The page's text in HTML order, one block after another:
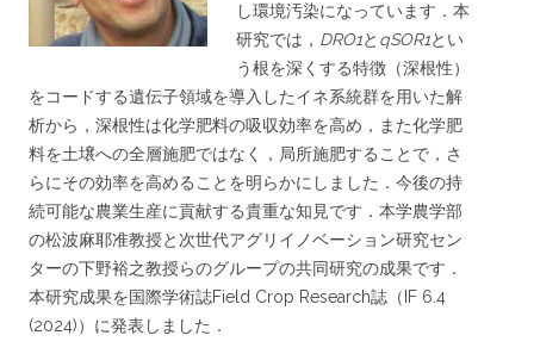
し環境汚染になっています．本
研究では， DRO1と qSOR1とい
う根を深くする特徴（深根性）
をコードする遺伝子領域を導入したイネ系統群を用いた解
析から，深根性は化学肥料の吸収効率を高め，また化学肥
料を土壌への全層施肥ではなく，局所施肥することで，さ
らにその効率を高めることを明らかにしました．今後の持
続可能な農業生産に貢献する貴重な知見です．本学農学部
の松波麻耶准教授と次世代アグリイノベーション研究セン
ターの下野裕之教授らのグループの共同研究の成果です．
本研究成果を国際学術誌Field Crop Research誌（IF 6.4
(2024)）に発表しました．